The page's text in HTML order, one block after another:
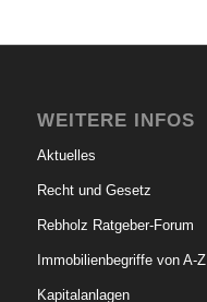
WEITERE INFOS
Aktuelles
Recht und Gesetz
Rebholz Ratgeber-Forum
Immobilienbegriffe von A-Z
Kapitalanlagen